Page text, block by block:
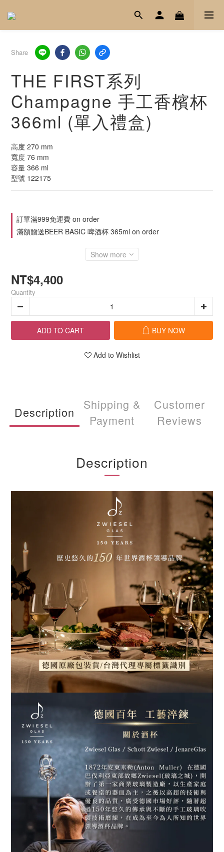
Share
THE FIRST系列
Champagne 手工香檳杯
366ml (單入禮盒)
高度 270 mm
寬度 76 mm
容量 366 ml
型號 122175
訂單滿999免運費 on order
滿額贈送BEER BASIC 啤酒杯 365ml on order
Show more
NT$4,400
Quantity
ADD TO CART BUY NOW
Add to Wishlist
Description
Shipping &
Payment
Customer
Reviews
Description